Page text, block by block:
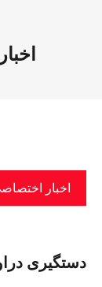
اخبار
دستگیری